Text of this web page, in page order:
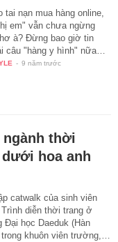
tai nạn mua hàng online,
em" vẫn chưa ngừng
à? Đừng bao giờ tin
câu "hàng y hình" nữa…
- 9 năm trước
ngành thời
hoa anh
catwalk của sinh viên
Trình diễn thời trang ở
Đại học Daeduk (Hàn
trong khuôn viên trường,…